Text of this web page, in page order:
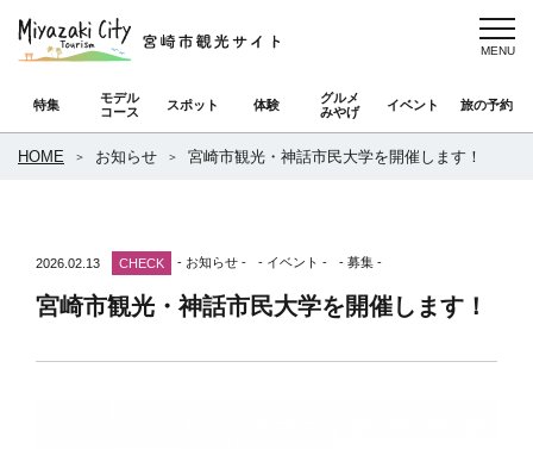
特集
モデル
コース
スポット 体験
グルメ
みやげ
イベント 旅の予約
HOME お知らせ 宮崎市観光・神話市民大学を開催します！
2026.02.13 CHECK - お知らせ - - イベント - - 募集 -
宮崎市観光・神話市民大学を開催します！